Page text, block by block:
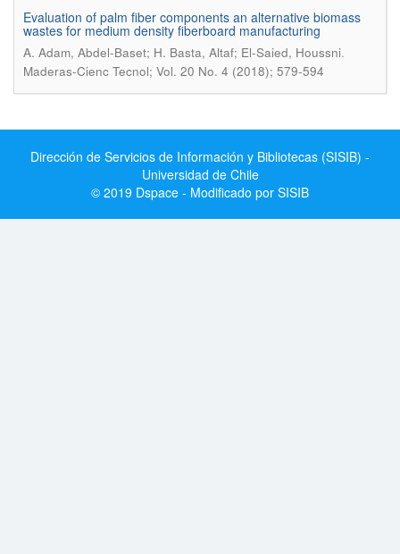
Evaluation of palm fiber components an alternative biomass
wastes for medium density fiberboard manufacturing
A. Adam, Abdel-Baset; H. Basta, Altaf; El-Saied, Houssni.
Maderas-Cienc Tecnol; Vol. 20 No. 4 (2018); 579-594
Dirección de Servicios de Información y Bibliotecas (SISIB) -
Universidad de Chile
© 2019 Dspace - Modificado por SISIB